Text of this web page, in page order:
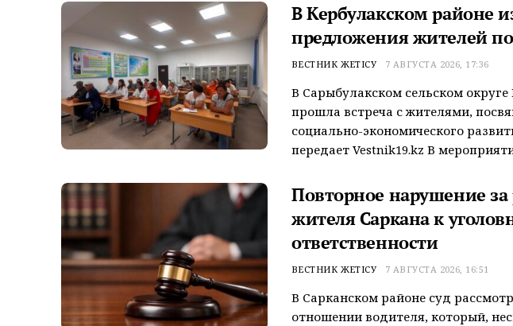
В Кербулакском районе
предложения жителей
ВЕСТНИК ЖЕТІСУ 7 АВГУСТА 2026, 17:36
В Сарыбулакском сельском округе
прошла встреча с жителями,
социально-экономического
передает Vestnik19.kz В
Повторное нарушение
жителя Саркана к
ответственности
ВЕСТНИК ЖЕТІСУ 7 АВГУСТА 2026, 16:51
В Сарканском районе суд
отношении водителя, который,